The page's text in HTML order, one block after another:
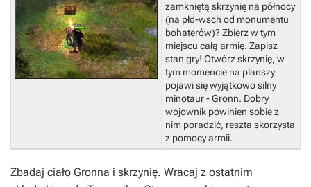
zamkniętą skrzynię na północy
(na płd-wsch od monumentu
bohaterów)? Zbierz w tym
miejscu całą armię. Zapisz
stan gry! Otwórz skrzynię, w
tym momencie na planszy
pojawi się wyjątkowo silny
minotaur - Gronn. Dobry
wojownik powinien sobie z
nim poradzić, reszta skorzysta
z pomocy armii.
Zbadaj ciało Gronna i skrzynię. Wracaj z ostatnim